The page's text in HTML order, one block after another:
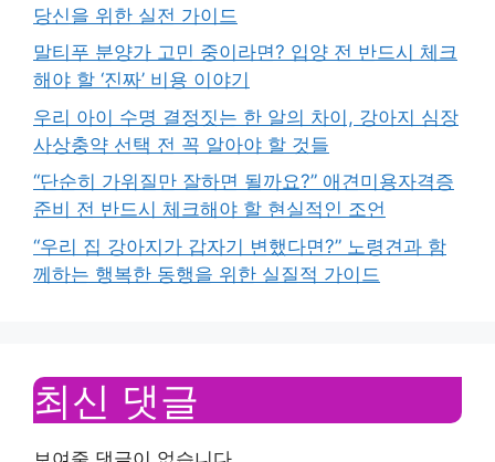
당신을 위한 실전 가이드
말티푸 분양가 고민 중이라면? 입양 전 반드시 체크
해야 할 ‘진짜’ 비용 이야기
우리 아이 수명 결정짓는 한 알의 차이, 강아지 심장
사상충약 선택 전 꼭 알아야 할 것들
“단순히 가위질만 잘하면 될까요?” 애견미용자격증
준비 전 반드시 체크해야 할 현실적인 조언
“우리 집 강아지가 갑자기 변했다면?” 노령견과 함
께하는 행복한 동행을 위한 실질적 가이드
최신 댓글